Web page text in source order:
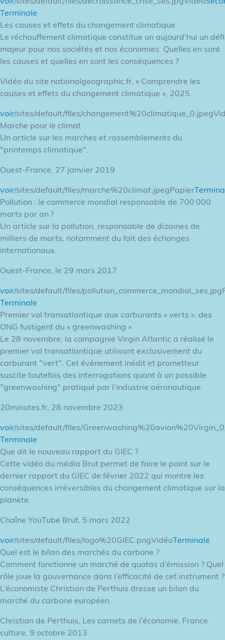
Terminale
Les causes et effets du changement climatique
Le réchauffement climatique constitue un aujourd'hui un défi
majeur pour nos sociétés et nos économies. Quelles en sont
les causes et quelles en sont les conséquences ?
Vidéo du site nationalgeographic.fr, « Comprendre les
causes et effets du changement climatique », 2025.
voir/sites/default/files/
Marche pour le climat
Un article sur les marches et rassemblements du
"printemps climatique".
Ouest-France, 27 janvier 2019
voir/sites/default/files/marche%20climat.jpegPapier
Pollution : le commerce mondial responsable de 700 000
morts par an ?
Un article sur la pollution, responsable de dizaines de
milliers de morts, notamment du fait des échanges
internationaux.
Ouest-France, le 29 mars 2017
voir/sites/default/files/
Terminale
Premier vol transatlantique aux carburants « verts », des
ONG fustigent du « greenwashing »
Le 28 novembre, la compagnie Virgin Atlantic a réalisé le
premier vol transatlantique utilisant exclusivement du
carburant "vert". Cet évènement inédit et prometteur
suscite toutefois des interrogations quant à un possible
"greenwashing" pratiqué par l'industrie aéronautique.
20minutes.fr, 28 novembre 2023
voir/sites/default/files/
Terminale
Que dit le nouveau rapport du GIEC ?
Cette vidéo du média Brut permet de faire le point sur le
dernier rapport du GIEC de février 2022 qui montre les
conséquences irréversibles du changement climatique sur la
planète.
Chaîne YouTube Brut, 5 mars 2022
voir/sites/default/files/logo%20GIEC.pngVidéoTerminale
Quel est le bilan des marchés du carbone ?
Comment fonctionne un marché de quotas d’émission ? Quel
rôle joue la gouvernance dans l’efficacité de cet instrument ?
L’économiste Christian de Perthuis dresse un bilan du
marché du carbone européen.
Christian de Perthuis, Les carnets de l’économie, France
culture, 9 octobre 2013